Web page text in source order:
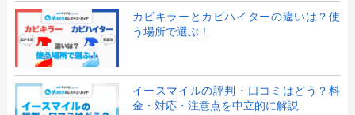
カビキラーとカビハイターの違いは？使
う場所で選ぶ！
イースマイルの評判・口コミはどう？料
金・対応・注意点を中立的に解説